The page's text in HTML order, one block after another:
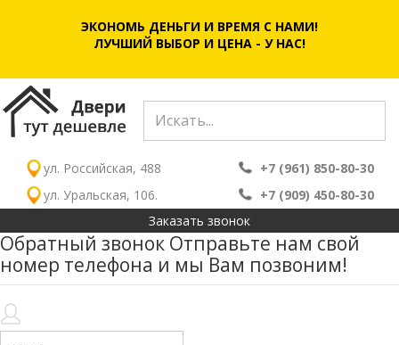
ЭКОНОМЬ ДЕНЬГИ И ВРЕМЯ С НАМИ!
ЛУЧШИЙ ВЫБОР И ЦЕНА - У НАС!
ул. Российская, 488
+7 (961) 850-80-30
ул. Уральская, 106.
+7 (909) 450-80-30
Заказать звонок
Обратный звонок Отправьте нам свой
номер телефона и мы Вам позвоним!